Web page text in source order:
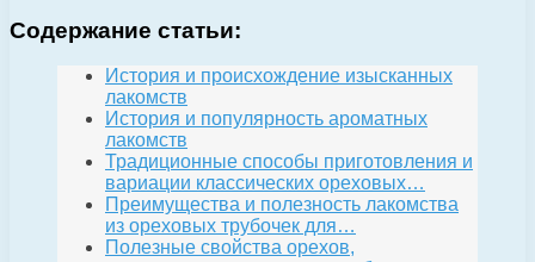
Содержание статьи:
История и происхождение изысканных
лакомств
История и популярность ароматных
лакомств
Традиционные способы приготовления и
вариации классических ореховых…
Преимущества и полезность лакомства
из ореховых трубочек для…
Полезные свойства орехов,